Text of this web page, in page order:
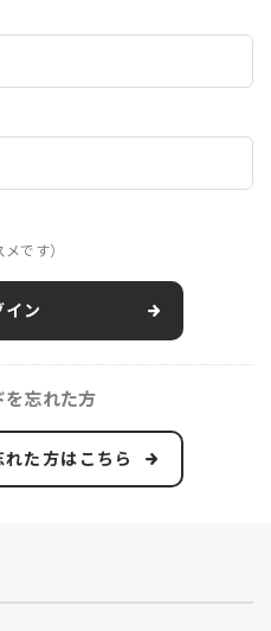
です）
イン
忘れた方
た方はこちら